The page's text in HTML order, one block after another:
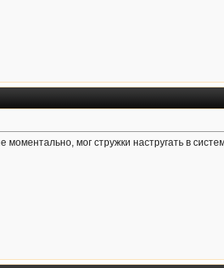
мог стружки настругать в